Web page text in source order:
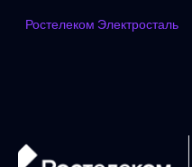
Ростелеком Электросталь